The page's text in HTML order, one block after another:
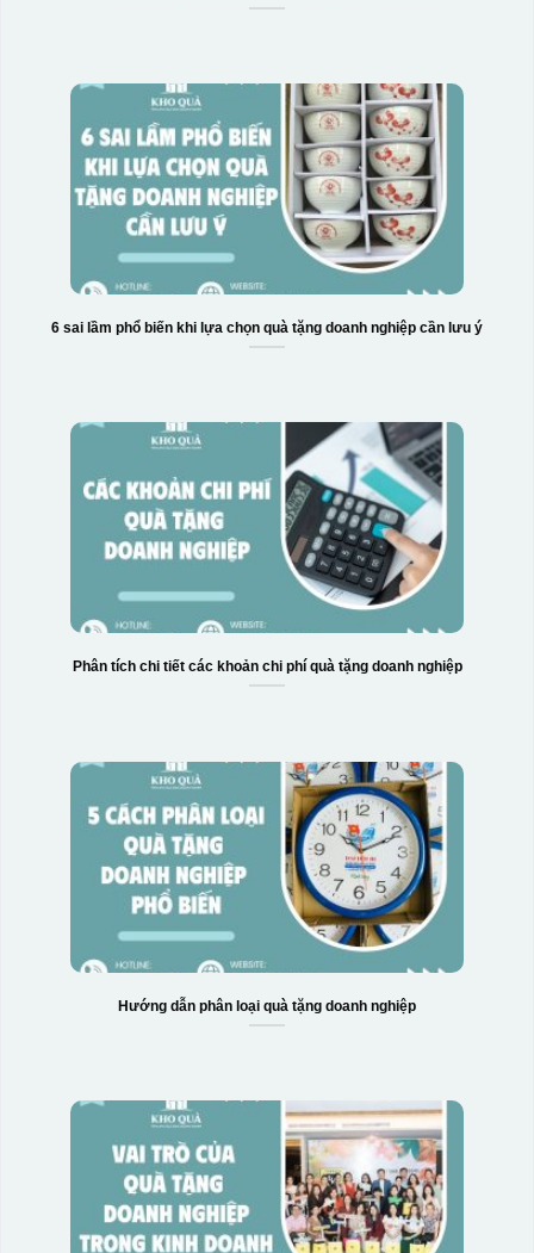
Hộp xi 2 cốc
6 sai lầm phổ biến khi lựa chọn quà tặng doanh nghiệp cần lưu ý
Phân tích chi tiết các khoản chi phí quà tặng doanh nghiệp
Hướng dẫn phân loại quà tặng doanh nghiệp